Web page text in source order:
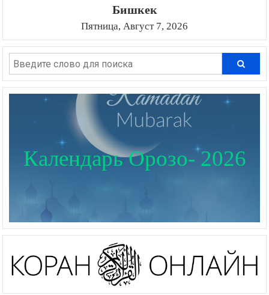
Бишкек
Пятница, Август 7, 2026
Календарь Орозо- 2026